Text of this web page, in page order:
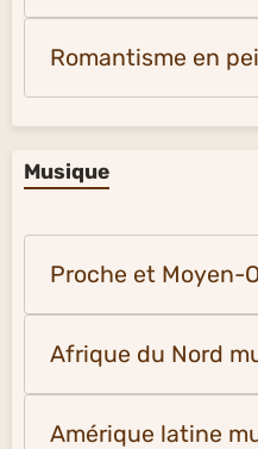
Romantisme en
Musique
Proche et Moyen-
Afrique du Nord
Amérique latine